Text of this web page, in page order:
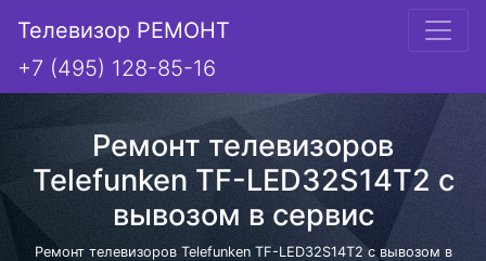
Телевизор РЕМОНТ
+7 (495) 128-85-16
Ремонт телевизоров
Telefunken TF-LED32S14T2 с
вывозом в сервис
Ремонт телевизоров Telefunken TF-LED32S14T2 с вывозом в